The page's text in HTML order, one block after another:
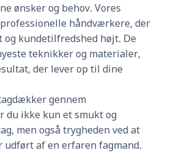
ønsker og behov. Vores
håndværkere, der
kundetilfredshed højt. De
teknikker og materialer,
der lever op til dine
gennem
du ikke kun et smukt og
men også trygheden ved at
udført af en erfaren fagmand.